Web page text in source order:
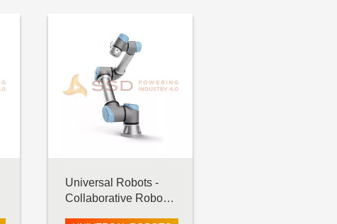
Universal Robots -
Collaborative Robot -